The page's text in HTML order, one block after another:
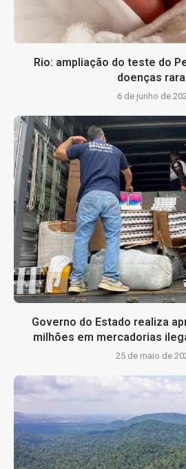
Rio: ampliação do teste do
doenças
6 de junho de
Governo do Estado realiza
milhões em mercadorias
25 de maio de